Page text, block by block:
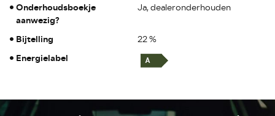
Onderhoudsboekje
aanwezig?
Ja, dealeronderhouden
Bijtelling 22 %
Energielabel